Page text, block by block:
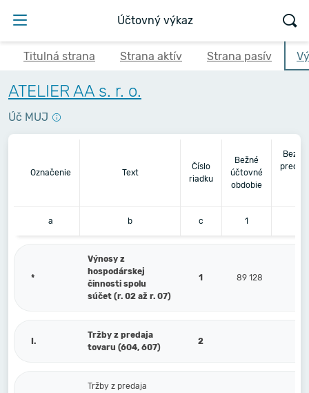
Účtovný výkaz
Titulná strana Strana aktív Strana pasív
ATELIER AA s. r. o.
Úč MUJ
Označenie Text
Číslo
riadku
Bežné
účtovné
obdobie
a b c 1
*
Výnosy z
hospodárskej
činnosti spolu
súčet (r. 02 až r. 07)
1 89 128
I.
Tržby z predaja
tovaru (604, 607)
2
Tržby z predaja